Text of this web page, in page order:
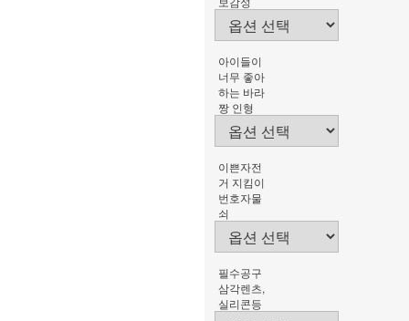
아이들이
너무 좋아
하는 바라
짱 인형
이쁜자전
거 지킴이
번호자물
쇠
필수공구
삼각렌츠,
실리콘등